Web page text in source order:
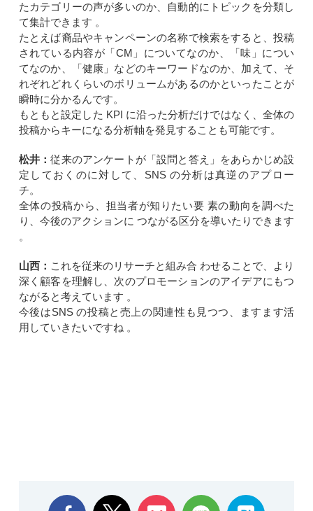
たカテゴリーの声が多いのか、自動的にトピックを分類し
て集計できます 。
たとえば裔品やキャンペーンの名称で検索をすると、投稿
されている内容が「CM」についてなのか、「味」につい
てなのか、「健康」などのキーワードなのか、加えて、そ
れぞれどれくらいのボリュームがあるのかといったことが
瞬時に分かるんです。
もともと設定した KPI に沿った分析だけではなく、全体の
投稿からキーになる分析軸を発見することも可能です。
松井：従来のアンケートが「設問と答え」をあらかじめ設
定しておくのに対して、SNS の分析は真逆のアプロー
チ。
全体の投稿から、担当者が知りたい要 素の動向を調べた
り、今後のアクションに つながる区分を導いたりできます
。
山西： これを従来のリサーチと組み合 わせることで、より
深く顧客を理解し、次のプロモーションのアイデアにもつ
ながると考えています 。
今後はSNS の投稿と売上の関連性も見つつ、ますます活
用していきたいですね 。